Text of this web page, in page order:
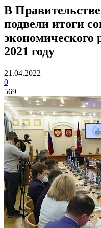
В
подвели итоги
экономического
2021 году
21.04.2022
0
569